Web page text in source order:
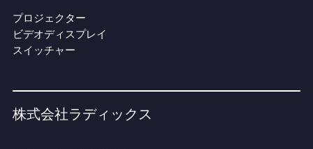
プロジェクター
ビデオディスプレイ
スイッチャー
株式会社ラディックス